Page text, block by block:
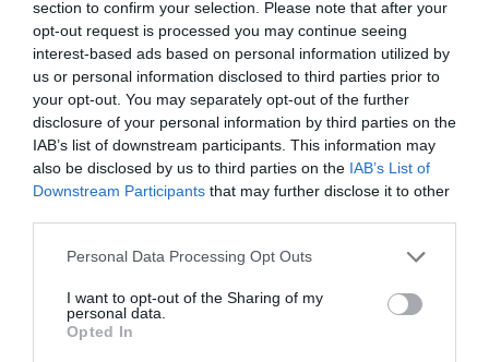
section to confirm your selection. Please note that after your
opt-out request is processed you may continue seeing
interest-based ads based on personal information utilized by
us or personal information disclosed to third parties prior to
your opt-out. You may separately opt-out of the further
disclosure of your personal information by third parties on the
IAB’s list of downstream participants. This information may
also be disclosed by us to third parties on the IAB’s List of
Downstream Participants that may further disclose it to other
Personal Data Processing Opt Outs
I want to opt-out of the Sharing of my
personal data.
Opted In